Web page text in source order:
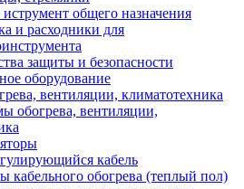
общего назначения
и расходники для
защиты и безопасности
оборудование
вентиляции, климатотехника
обогрева, вентиляции,
кабель
кабельного обогрева (теплый пол)